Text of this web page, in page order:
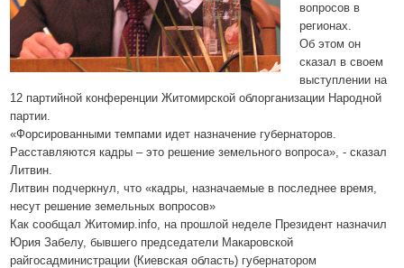
вопросов в
регионах.
Об этом он
сказал в своем
выступлении на
12 партийной конференции Житомирской облорганизации Народной
партии.
«Форсированными темпами идет назначение губернаторов.
Расставляются кадры – это решение земельного вопроса», - сказал
Литвин.
Литвин подчеркнул, что «кадры, назначаемые в последнее время,
несут решение земельных вопросов»
Как сообщал Житомир.info, на прошлой неделе Президент назначил
Юрия Забелу, бывшего председатели Макаровской
райгосадминистрации (Киевская область) губернатором